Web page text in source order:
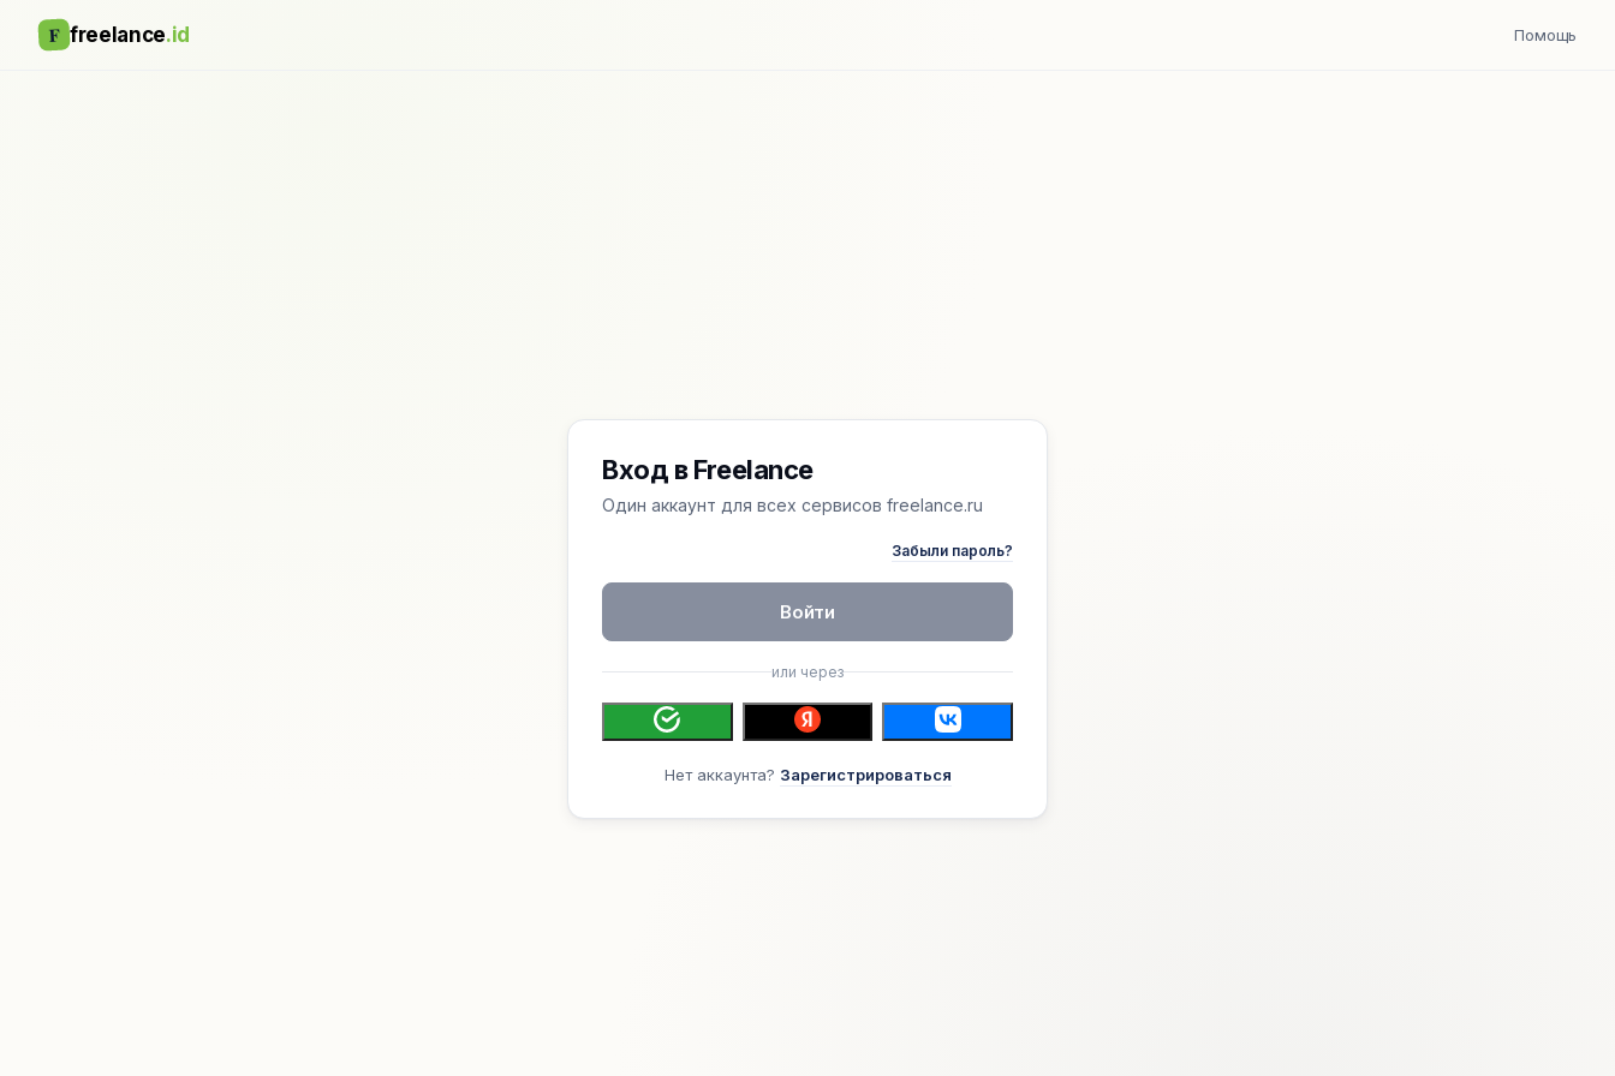
F freelance.id Помощь
Вход в Freelance
Один аккаунт для всех сервисов freelance.ru
Забыли пароль?
Войти
или через
Нет аккаунта? Зарегистрироваться